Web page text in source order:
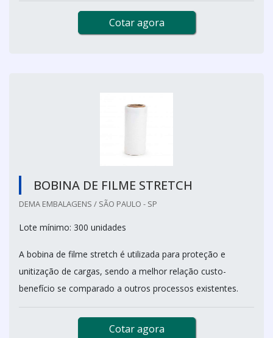
Cotar agora
BOBINA DE FILME STRETCH
DEMA EMBALAGENS / SÃO PAULO - SP
Lote mínimo: 300 unidades
A bobina de filme stretch é utilizada para proteção e
unitização de cargas, sendo a melhor relação custo-
benefício se comparado a outros processos existentes.
Cotar agora